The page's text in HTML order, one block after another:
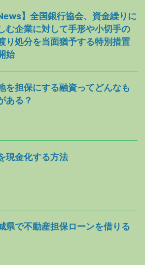
News】全国銀行協会、資金繰りに
む企業に対して手形や小切手の
り処分を当面猶予する特別措置
始
を担保にする融資ってどんなも
ある？
現金化する方法
県で不動産担保ローンを借りる